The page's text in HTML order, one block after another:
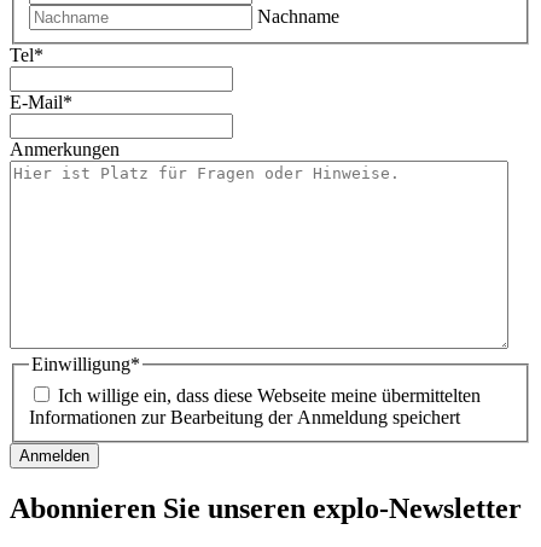
Nachname
Tel*
E-Mail*
Anmerkungen
Einwilligung*
Ich willige ein, dass diese Webseite meine übermittelten
Informationen zur Bearbeitung der Anmeldung speichert
Abonnieren Sie unseren explo-Newsletter